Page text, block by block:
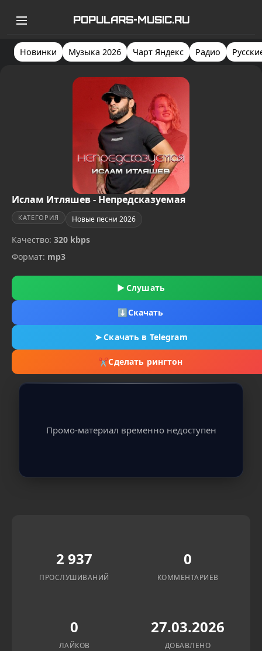
POPULARS-MUSIC.RU
Новинки Музыка 2026 Чарт Яндекс Радио
Ислам Итляшев - Непредсказуемая
КАТЕГОРИЯ Новые песни 2026
Качество: 320 kbps
Формат: mp3
▶ Слушать
⬇Скачать
➤Скачать в Telegram
✂Сделать рингтон
Промо-материал временно недоступен
2 937
ПРОСЛУШИВАНИЙ
0
КОММЕНТАРИЕВ
0
ЛАЙКОВ
27.03.2026
ДОБАВЛЕНО